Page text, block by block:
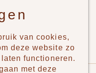
van cookies,
deze website zo
functioneren.
met deze